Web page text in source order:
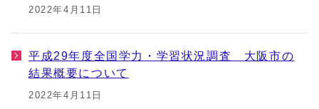
2022年4月11日
平成29年度全国学力・学習状況調査 大阪市の
結果概要について
2022年4月11日